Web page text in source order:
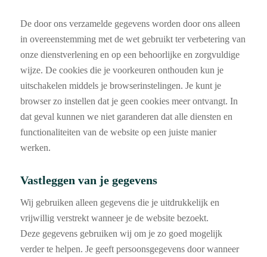
De door ons verzamelde gegevens worden door ons alleen
in overeenstemming met de wet gebruikt ter verbetering van
onze dienstverlening en op een behoorlijke en zorgvuldige
wijze. De cookies die je voorkeuren onthouden kun je
uitschakelen middels je browserinstelingen. Je kunt je
browser zo instellen dat je geen cookies meer ontvangt. In
dat geval kunnen we niet garanderen dat alle diensten en
functionaliteiten van de website op een juiste manier
werken.
Vastleggen van je gegevens
Wij gebruiken alleen gegevens die je uitdrukkelijk en
vrijwillig verstrekt wanneer je de website bezoekt.
Deze gegevens gebruiken wij om je zo goed mogelijk
verder te helpen. Je geeft persoonsgegevens door wanneer